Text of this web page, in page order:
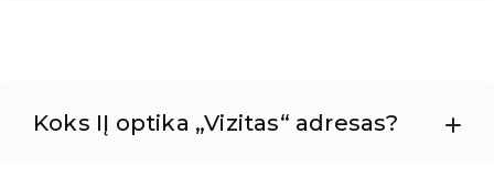
Koks IĮ optika „Vizitas“ adresas?